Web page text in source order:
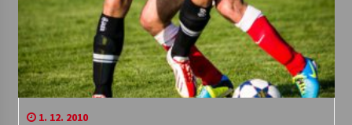
1. 12. 2010